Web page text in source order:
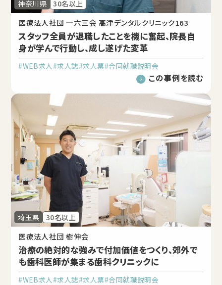
神奈川県 30名以上
医療法人社団 一六三会 高津デンタルクリニック163
スタッフ全員が退職したことを機に奮起、院長自
身が学んで行動し、成し遂げた変革
#WEB求人 #求人誌#求人票#合同就職説明会
この事例を読む
埼玉県 30名以上
医療法人社団 樹伸会
治療の絶対的な強みで付加価値をつくり、郊外で
も歯科医師が集まる歯科クリニックに
#WEB求人 #求人誌#求人票#合同就職説明会